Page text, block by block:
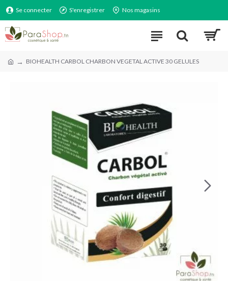
Se connecter S'enregistrer Nos magasins
BIOHEALTH CARBOL CHARBON VEGETAL ACTIVE 30 GELULES